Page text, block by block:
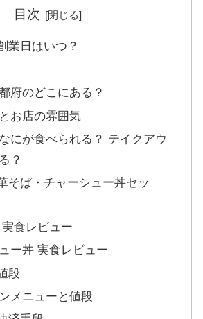
目次
業日はいつ？
府のどこにある？
お店の雰囲気
にが食べられる？ テイクアウ
？
そば・チャーシュー丼セッ
食レビュー
ー丼 実食レビュー
段
メニューと値段